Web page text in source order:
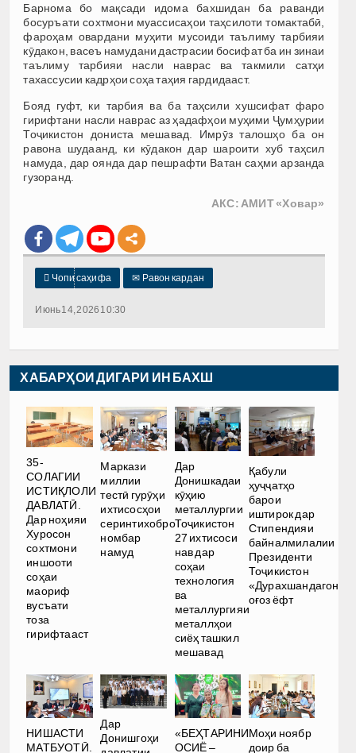
Барнома бо мақсади идома бахшидан ба раванди
босуръати сохтмони муассисаҳои таҳсилоти томактабӣ,
фароҳам овардани муҳити мусоиди таълиму тарбияи
кӯдакон, васеъ намудани дастрасии босифат ба ин зинаи
таълиму тарбияи насли наврас ва такмили сатҳи
тахассусии кадрҳои соҳа таҳия гардидааст.
Бояд гуфт, ки тарбия ва ба таҳсили хушсифат фаро
гирифтани насли наврас аз ҳадафҳои муҳими Ҷумҳурии
Тоҷикистон дониста мешавад. Имрӯз талошҳо ба он
равона шудаанд, ки кӯдакон дар шароити хуб таҳсил
намуда, дар оянда дар пешрафти Ватан саҳми арзанда
гузоранд.
АКС: АМИТ «Ховар»
 Чопи саҳифа ✉ Равон кардан
Июнь 14, 2026 10:30
ХАБАРҲОИ ДИГАРИ ИН БАХШ
35-
СОЛАГИИ
ИСТИҚЛОЛИ
ДАВЛАТӢ.
Дар ноҳияи
Хуросон
сохтмони
иншооти
соҳаи
маориф
вусъати
тоза
гирифтааст
Маркази
миллии
тестӣ гурӯҳи
ихтисосҳои
серинтихобро
номбар
намуд
Дар
Донишкадаи
кӯҳию
металлургии
Тоҷикистон
27 ихтисоси
нав дар
соҳаи
технология
ва
металлургияи
металлҳои
сиёҳ ташкил
мешавад
Қабули
ҳуҷҷатҳо
барои
иштирок дар
Стипендияи
байналмилалии
Президенти
Тоҷикистон
«Дурахшандагон»
оғоз ёфт
НИШАСТИ
МАТБУОТӢ.
Дар
Донишгоҳи
«БЕҲТАРИНИ
ОСИЁ –
Моҳи ноябр
доир ба